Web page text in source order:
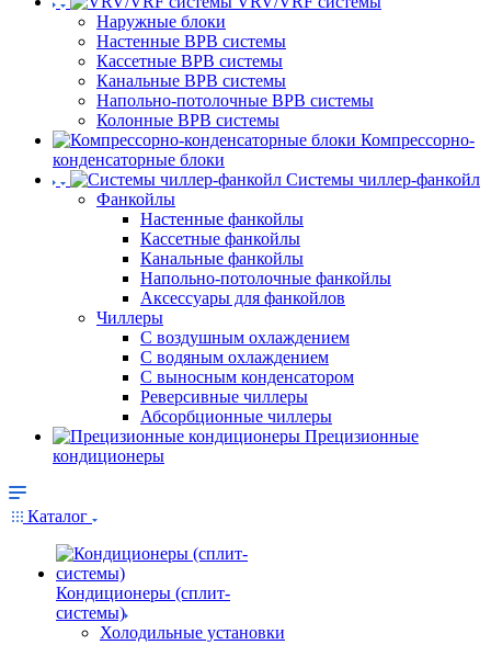
Наружные блоки
Настенные ВРВ системы
Кассетные ВРВ системы
Канальные ВРВ системы
Напольно-потолочные ВРВ системы
Колонные ВРВ системы
Компрессорно-
конденсаторные блоки
Системы чиллер-фанкойл
Фанкойлы
Настенные фанкойлы
Кассетные фанкойлы
Канальные фанкойлы
Напольно-потолочные фанкойлы
Аксессуары для фанкойлов
Чиллеры
С воздушным охлаждением
С водяным охлаждением
С выносным конденсатором
Реверсивные чиллеры
Абсорбционные чиллеры
Прецизионные
кондиционеры
Каталог
Кондиционеры (сплит-
системы)
Холодильные установки